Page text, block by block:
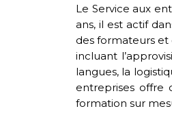
Le Service aux
ans, il est actif
des formateurs et
incluant
langues, la
entreprises offre
formation sur